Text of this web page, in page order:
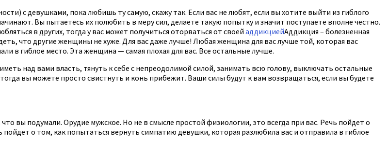
с девушками, пока любишь ту самую, скажу так. Если вас не любят, если вы хотите выйти из гиблого
Вы пытаетесь их полюбить в меру сил, делаете такую попытку и значит поступаете вполне честно.
в других, тогда у вас может получиться оторваться от своей аддикциейАддикция – болезненная
что другие женщины не хуже. Для вас даже лучше! Любая женщина для вас лучше той, которая вас
в гиблое место. Эта женщина — самая плохая для вас. Все остальные лучше.
над вами власть, тянуть к себе с непреодолимой силой, занимать всю голову, выключать остальные
вы можете просто свистнуть и конь прибежит. Ваши силы будут к вам возвращаться, если вы будете
вы подумали. Орудие мужское. Но не в смысле простой физиологии, это всегда при вас. Речь пойдет о
о том, как попытаться вернуть симпатию девушки, которая разлюбила вас и отправила в гиблое